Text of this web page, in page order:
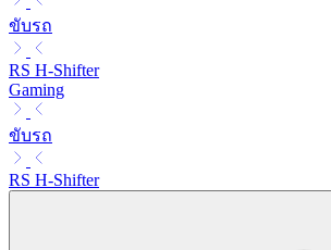
ขับรถ
RS H-Shifter
Gaming
ขับรถ
RS H-Shifter